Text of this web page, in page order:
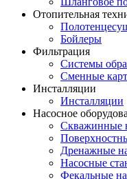
Отопительная
Бойлеры
Фильтрация
Системы
Сменные
Инсталляции
Инсталляции
Насосное
Скважинные
Дренажные
Насосные
Фекальные